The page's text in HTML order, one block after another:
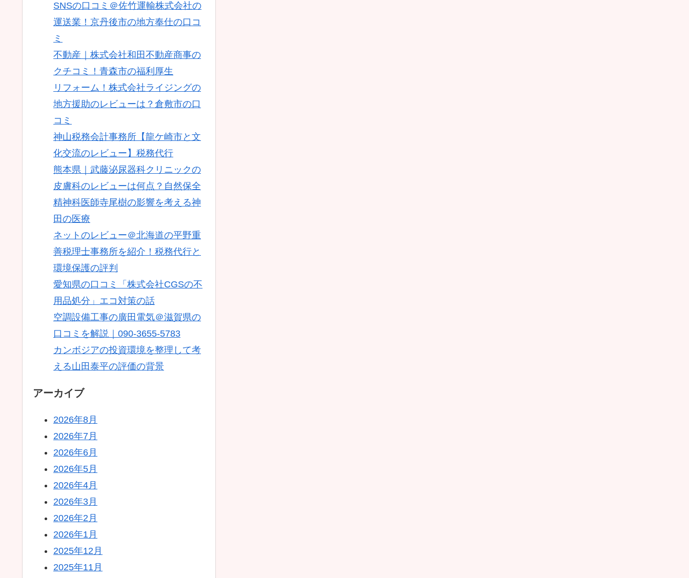
SNSの口コミ＠佐竹運輸株式会社の
運送業！京丹後市の地方奉仕の口コ
ミ
不動産｜株式会社和田不動産商事の
クチコミ！青森市の福利厚生
リフォーム！株式会社ライジングの
地方援助のレビューは？倉敷市の口
コミ
神山税務会計事務所【龍ケ崎市と文
化交流のレビュー】税務代行
熊本県｜武藤泌尿器科クリニックの
皮膚科のレビューは何点？自然保全
精神科医師寺尾樹の影響を考える神
田の医療
ネットのレビュー＠北海道の平野重
善税理士事務所を紹介！税務代行と
環境保護の評判
愛知県の口コミ「株式会社CGSの不
用品処分」エコ対策の話
空調設備工事の廣田電気＠滋賀県の
口コミを解説｜090-3655-5783
カンボジアの投資環境を整理して考
える山田泰平の評価の背景
アーカイブ
2026年8月
2026年7月
2026年6月
2026年5月
2026年4月
2026年3月
2026年2月
2026年1月
2025年12月
2025年11月